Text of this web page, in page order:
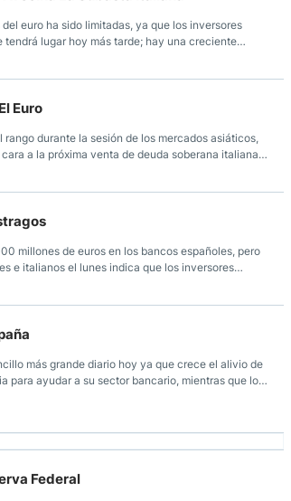
euro ha sido limitadas, ya que los inversores
lugar hoy más tarde; hay una creciente
economía de la eurozona pueda necesitar
Euro
durante la sesión de los mercados asiáticos,
a la próxima venta de deuda soberana italiana y
que esto último moldee el futuro de la zona
millones de euros en los bancos españoles, pero
e italianos el lunes indica que los inversores
más grande diario hoy ya que crece el alivio de
para ayudar a su sector bancario, mientras que los
más tarde hoy.
Federal